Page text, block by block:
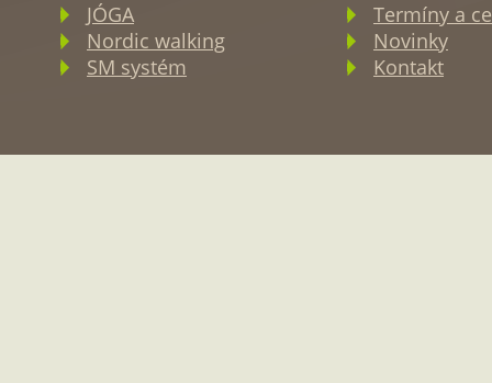
JÓGA
Nordic walking
SM systém
Termíny a
Novinky
Kontakt